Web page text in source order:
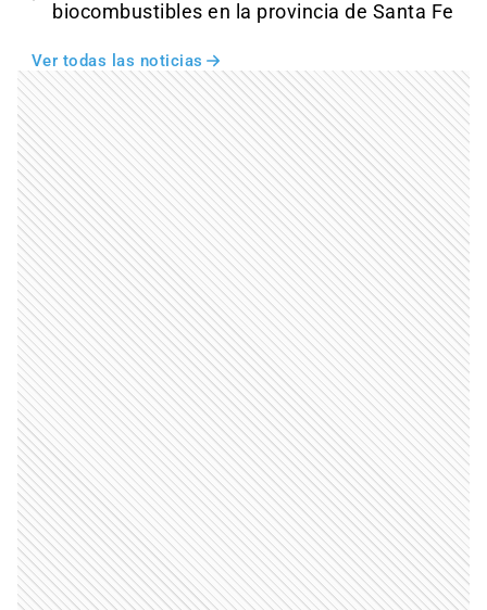
biocombustibles en la provincia de Santa Fe
Ver todas las noticias